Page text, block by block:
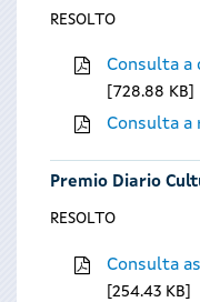
RESOLTO
Consulta a
728.88 KB
Consulta a
Premio Diario
RESOLTO
Consulta
254.43 KB